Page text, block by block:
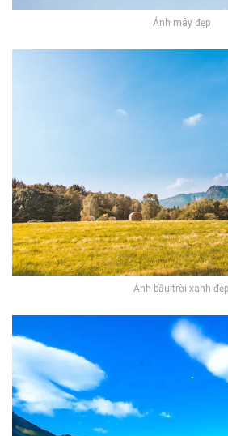
Ảnh mây đẹp
Ảnh bầu trời xanh đẹp